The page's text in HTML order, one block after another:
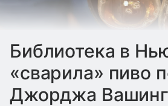
Библиотека в
«сварила» пиво
Джорджа